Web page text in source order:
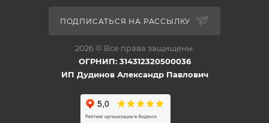
ПОДПИСАТЬСЯ НА РАССЫЛКУ
2026 © Все права защищены.
ОГРНИП: 314312320500036
ИП Дудинов Александр Павлович